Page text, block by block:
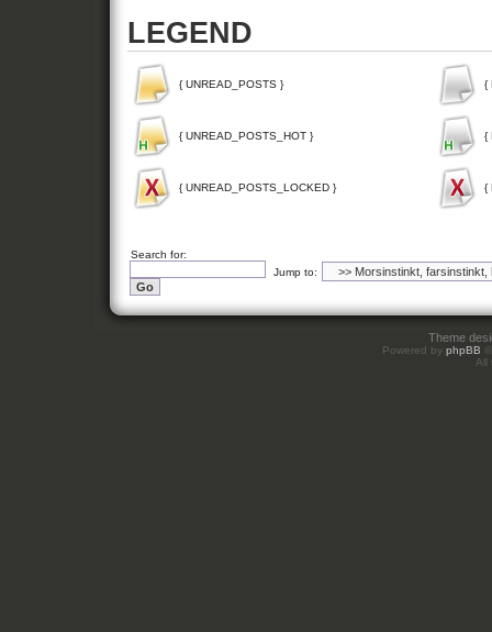
LEGEND
{ UNREAD_POSTS } {
{ UNREAD_POSTS_HOT } {
{ UNREAD_POSTS_LOCKED } {
Search for:
Jump to:
Theme
Powered by phpBB
All